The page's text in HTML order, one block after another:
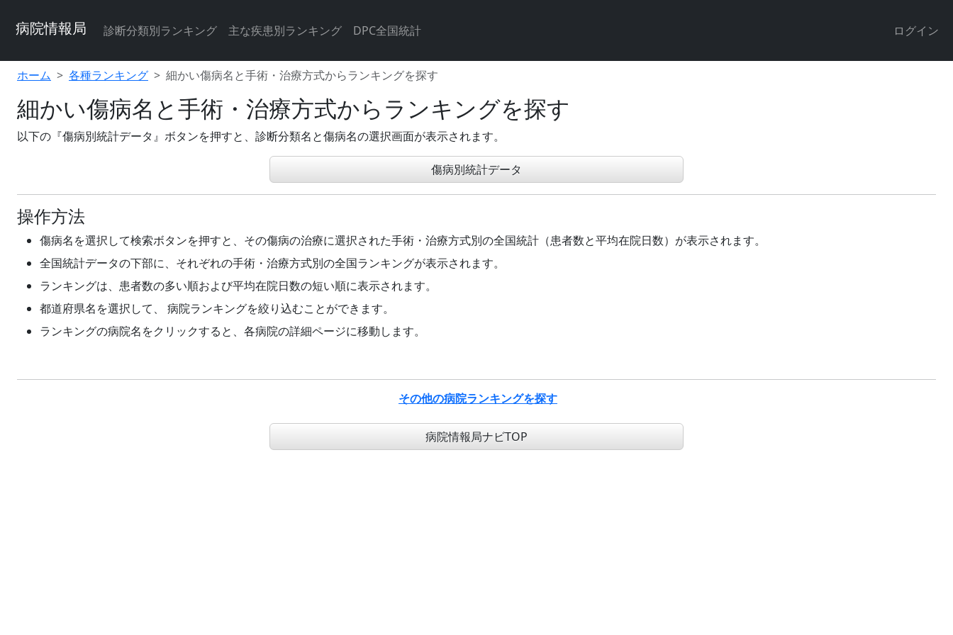
病院情報局 診断分類別ランキング 主な疾患別ランキング DPC全国統計 ログイン
ホーム 各種ランキング 細かい傷病名と手術・治療方式からランキングを探す
細かい傷病名と手術・治療方式からランキングを探す
以下の『傷病別統計データ』ボタンを押すと、診断分類名と傷病名の選択画面が表示されます。
傷病別統計データ
操作方法
傷病名を選択して検索ボタンを押すと、その傷病の治療に選択された手術・治療方式別の全国統計（患者数と平均在院日数）が表示されます。
全国統計データの下部に、それぞれの手術・治療方式別の全国ランキングが表示されます。
ランキングは、患者数の多い順および平均在院日数の短い順に表示されます。
都道府県名を選択して、 病院ランキングを絞り込むことができます。
ランキングの病院名をクリックすると、各病院の詳細ページに移動します。
その他の病院ランキングを探す
病院情報局ナビTOP